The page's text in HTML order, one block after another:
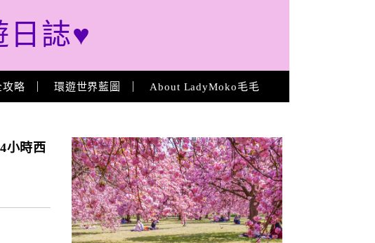
日誌♥
攻略 環遊世界藍圖 About LadyMoko毛毛
小時西
About